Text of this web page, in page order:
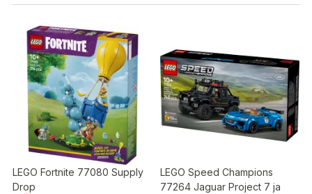
LEGO Fortnite 77080 Supply
Drop
LEGO Speed Champions
77264 Jaguar Project 7 ja